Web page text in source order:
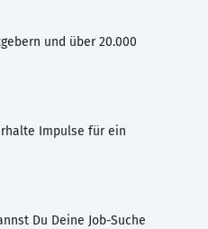
und über 20.000
Impulse für ein
Du Deine Job-Suche